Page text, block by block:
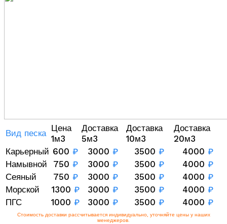
Вид песка Цена
1м3
Доставка
5м3
Доставка
10м3
Доставка
20м3
Карьерный 600 ₽ 3000 ₽ 3500 ₽ 4000 ₽
Намывной
750 ₽ 3000 ₽ 3500 ₽ 4000 ₽
Сеяный
750 ₽ 3000 ₽ 3500 ₽ 4000 ₽
Морской
1300 ₽ 3000 ₽ 3500 ₽ 4000 ₽
ПГС
1000 ₽ 3000 ₽ 3500 ₽ 4000 ₽
Стоимость доставки рассчитывается индивидуально, уточняйте цены у наших
менеджеров.